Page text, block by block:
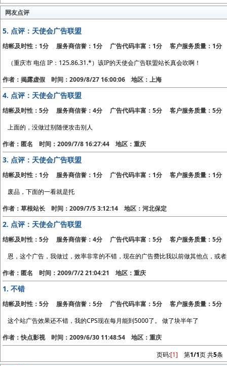
网友点评
5. 点评：天使会广告联盟
结帐及时性：1分 服务商信誉：1分 广告代码丰富：1分 客户服务质量：1分
（重庆市 电信 IP：125.86.31.*）该IP的天使会广告联盟站长真会吹啊！
作者：揭露虚假 时间：2009/8/27 16:00:06 地区：上海
4. 点评：天使会广告联盟
结帐及时性：5分 服务商信誉：4分 广告代码丰富：5分 客户服务质量：5分
上面的，没做过别随便攻击别人
作者：匿名 时间：2009/7/8 16:27:44 地区：重庆
3. 点评：天使会广告联盟
结帐及时性：1分 服务商信誉：1分 广告代码丰富：1分 客户服务质量：1分
废品，下面的一看就是托
作者：草根站长 时间：2009/7/5 3:12:14 地区：河北保定
2. 点评：天使会广告联盟
结帐及时性：5分 服务商信誉：4分 广告代码丰富：5分 客户服务质量：5分
恩，这个广告，我做过，效率非常的不错，现在的广告费比我以前做其他点，或
作者：匿名 时间：2009/7/2 21:04:21 地区：重庆
1.不错
结帐及时性：5分 服务商信誉：5分 广告代码丰富：5分 客户服务质量：5分
这个站广告效果还不错，我的CPS现在每月能到5000了。 做了块半年了
作者：快点影视 时间：2009/6/30 11:48:54 地区：重庆
页码:[1] 第1/1页 共5条